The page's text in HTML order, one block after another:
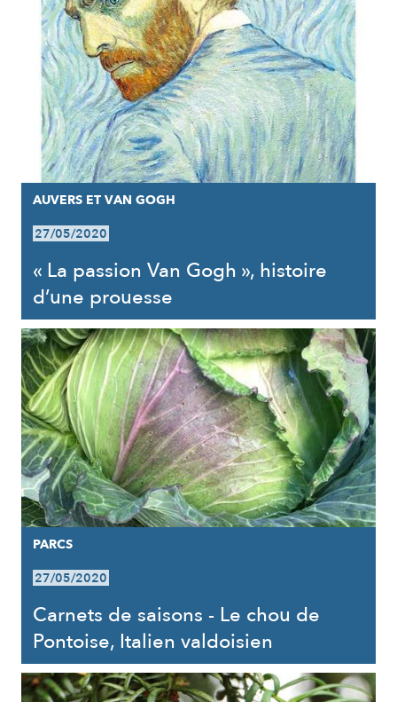
AUVERS ET VAN GOGH
27/05/2020
« La passion Van Gogh », histoire
d’une prouesse
PARCS
27/05/2020
Carnets de saisons - Le chou de
Pontoise, Italien valdoisien